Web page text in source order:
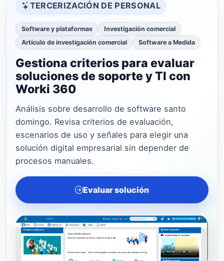
TERCERIZACIÓN DE PERSONAL
Software y plataformas
Investigación comercial
Artículo de investigación comercial
Software a Medida
Gestiona criterios para evaluar
soluciones de soporte y TI con
Worki 360
Análisis sobre desarrollo de software santo
domingo. Revisa criterios de evaluación,
escenarios de uso y señales para elegir una
solución digital empresarial sin depender de
procesos manuales.
Evaluar solución